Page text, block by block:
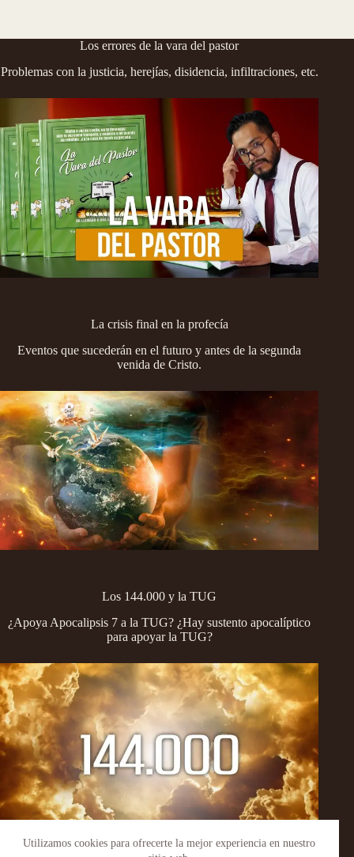
Utilizamos cookies para ofrecerte la mejor experiencia en nuestro
Los errores de la vara del pastor
Problemas con la justicia, herejías, disidencia, infiltraciones, etc.
La crisis final en la profecía
Eventos que sucederán en el futuro y antes de la segunda
venida de Cristo.
Los 144.000 y la TUG
¿Apoya Apocalipsis 7 a la TUG? ¿Hay sustento apocalíptico
para apoyar la TUG?
Copyright © 2026 - WordPress Theme byCreative Themes